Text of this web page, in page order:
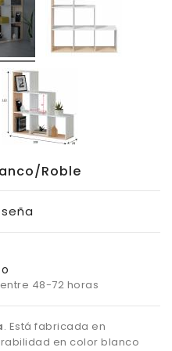
roble
48-72 horas
. Está fabricada en
en color blanco